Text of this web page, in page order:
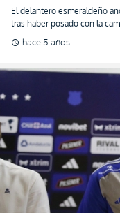
El delantero esmeraldeño
tras haber posado con la
schedule hace 5 años